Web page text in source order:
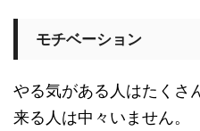
モチベーション
やる気がある人はたくさ
来る人は中々いません。